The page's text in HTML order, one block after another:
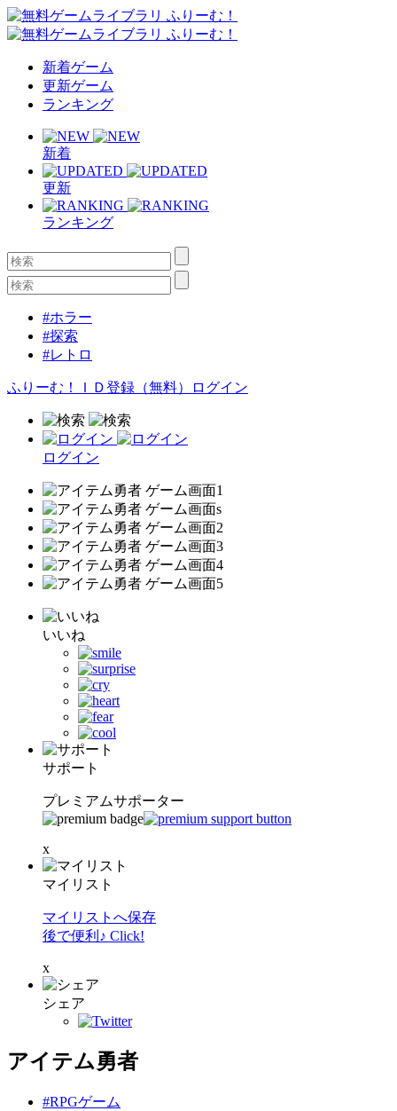
新着ゲーム
更新ゲーム
ランキング
新着
更新
ランキング
#ホラー
#探索
#レトロ
ふりーむ！ＩＤ登録（無料） ログイン
ログイン
いいね
サポート
プレミアムサポーター
x
マイリスト
マイリストへ保存
後で便利♪ Click!
x
シェア
アイテム勇者
#RPGゲーム